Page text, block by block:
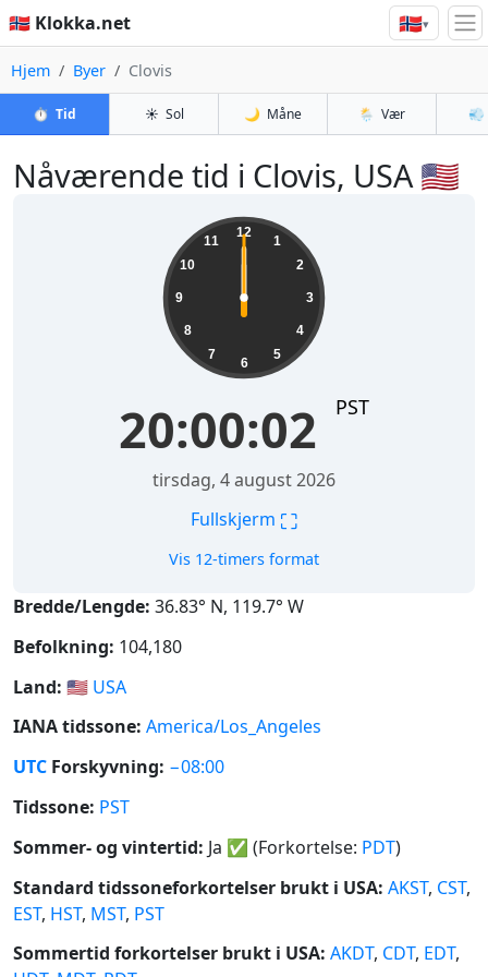
🇳🇴 Klokka.net 🇳🇴▾
Hjem Byer Clovis
⏱️ Tid ☀️ Sol 🌙 Måne 🌦️ Vær 💨
Nåværende tid i Clovis, USA 🇺🇸
12
1
2
3
4
5
6
7
8
9
10
11
13:10:41 PST
torsdag 6. august 2026
Fullskjerm ⛶
Vis 12-timers format
Bredde/Lengde: 36.83° N, 119.7° W
Befolkning: 104,180
Land: 🇺🇸 USA
IANA tidssone: America/Los_Angeles
UTC Forskyvning: −08:00
Tidssone: PST
Sommer- og vintertid: Ja ✅ (Forkortelse: PDT)
Standard tidssoneforkortelser brukt i USA: AKST, CST,
EST, HST, MST, PST
Sommertid forkortelser brukt i USA: AKDT, CDT, EDT,